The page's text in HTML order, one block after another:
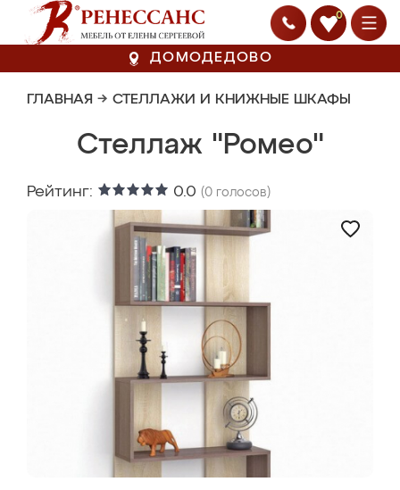
0
ДОМОДЕДОВО
ГЛАВНАЯ → СТЕЛЛАЖИ И КНИЖНЫЕ ШКАФЫ
Стеллаж "Ромео"
Рейтинг: 0.0 (0 голосов)